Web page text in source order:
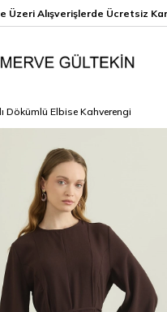
Üzeri Alışverişlerde Ücretsiz K
Dökümlü Elbise Kahverengi